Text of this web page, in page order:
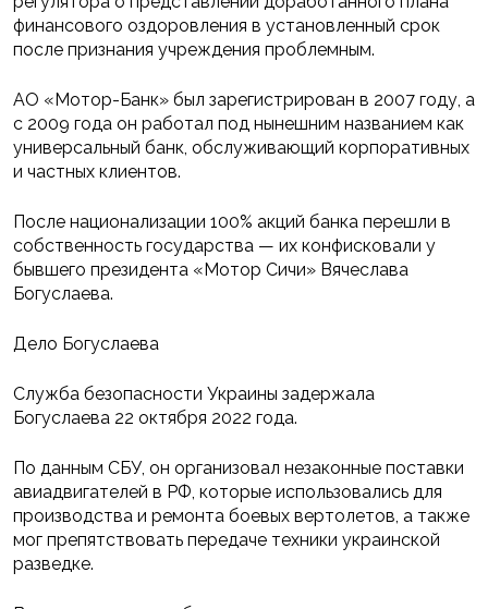
финансового оздоровления в установленный срок
после признания учреждения проблемным.
АО «Мотор-Банк» был зарегистрирован в 2007 году, а
с 2009 года он работал под нынешним названием как
универсальный банк, обслуживающий корпоративных
и частных клиентов.
После национализации 100% акций банка перешли в
собственность государства — их конфисковали у
бывшего президента «Мотор Сичи» Вячеслава
Богуслаева.
Дело Богуслаева
Служба безопасности Украины задержала
Богуслаева 22 октября 2022 года.
По данным СБУ, он организовал незаконные поставки
авиадвигателей в РФ, которые использовались для
производства и ремонта боевых вертолетов, а также
мог препятствовать передаче техники украинской
разведке.